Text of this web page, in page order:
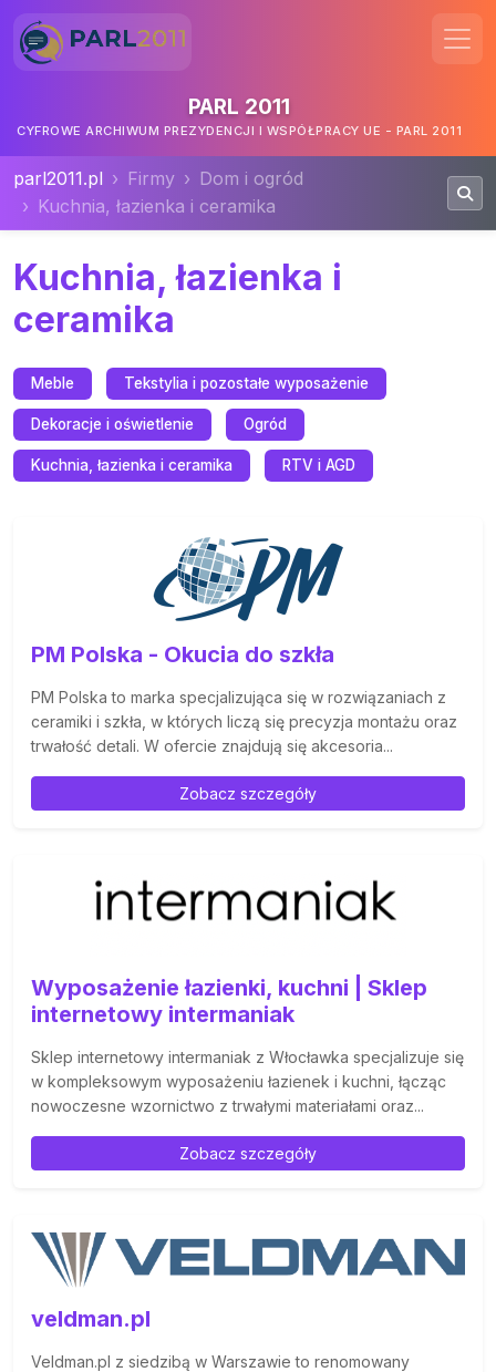
PARL 2011
CYFROWE ARCHIWUM PREZYDENCJI I WSPÓŁPRACY UE - PARL 2011
parl2011.pl Firmy
Dom i ogród
Kuchnia, łazienka i ceramika
Kuchnia, łazienka i
ceramika
Meble Tekstylia i pozostałe wyposażenie
Dekoracje i oświetlenie Ogród
Kuchnia, łazienka i ceramika RTV i AGD
PM Polska - Okucia do szkła
PM Polska to marka specjalizująca się w rozwiązaniach z
ceramiki i szkła, w których liczą się precyzja montażu oraz
trwałość detali. W ofercie znajdują się akcesoria...
Zobacz szczegóły
Wyposażenie łazienki, kuchni | Sklep
internetowy intermaniak
Sklep internetowy intermaniak z Włocławka specjalizuje się
w kompleksowym wyposażeniu łazienek i kuchni, łącząc
nowoczesne wzornictwo z trwałymi materiałami oraz...
Zobacz szczegóły
veldman.pl
Veldman.pl z siedzibą w Warszawie to renomowany